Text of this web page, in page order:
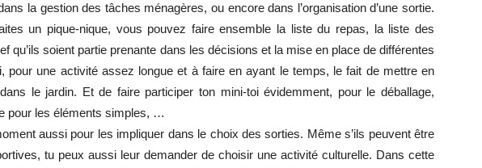
la gestion des tâches ménagères, ou encore dans l’organisation d’une sortie.
un pique-nique, vous pouvez faire ensemble la liste du repas, la liste des
qu’ils soient partie prenante dans les décisions et la mise en place de différentes
pour une activité assez longue et à faire en ayant le temps, le fait de mettre en
le jardin. Et de faire participer ton mini-toi évidemment, pour le déballage,
pour les éléments simples, …
aussi pour les impliquer dans le choix des sorties. Même s’ils peuvent être
tu peux aussi leur demander de choisir une activité culturelle. Dans cette